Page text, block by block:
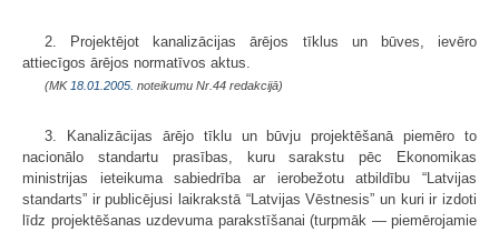
2. Projektējot kanalizācijas ārējos tīklus un būves, ievēro
attiecīgos ārējos normatīvos aktus.
(MK 18.01.2005. noteikumu Nr.44 redakcijā)
3. Kanalizācijas ārējo tīklu un būvju projektēšanā piemēro to
nacionālo standartu prasības, kuru sarakstu pēc Ekonomikas
ministrijas ieteikuma sabiedrība ar ierobežotu atbildību “Latvijas
standarts” ir publicējusi laikrakstā “Latvijas Vēstnesis” un kuri ir izdoti
līdz projektēšanas uzdevuma parakstīšanai (turpmāk — piemērojamie